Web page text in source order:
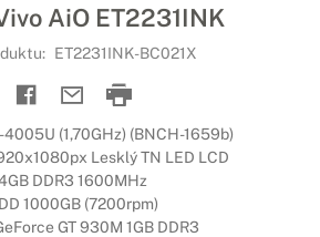
AiO ET2231INK
ET2231INK-BC021X
(1,70GHz) (BNCH-1659b)
Lesklý TN LED LCD
DDR3 1600MHz
1000GB (7200rpm)
GT 930M 1GB DDR3